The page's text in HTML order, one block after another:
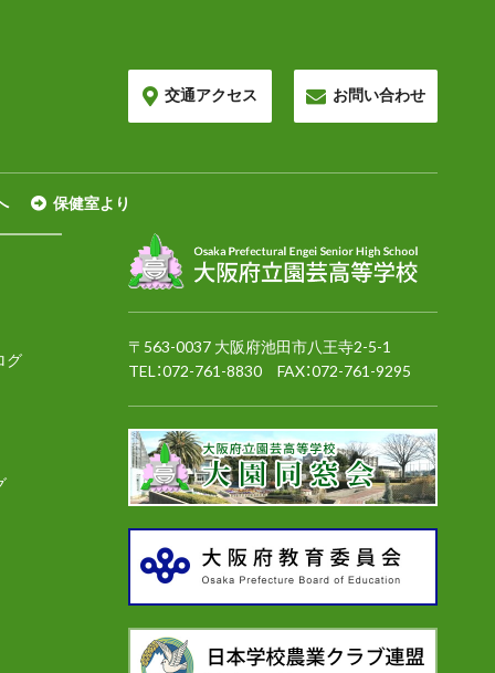
保健室より
グ
交通アクセス お問い合わせ
〒563-0037 大阪府池田市八王寺2-5-1
TEL：072-761-8830 FAX：072-761-9295